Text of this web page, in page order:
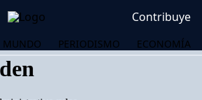
Contribuye
MUNDO PERIODISMO ECONOMÍA